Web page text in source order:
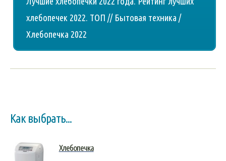
хлебопечек 2022. ТОП // Бытовая техника /
Хлебопечка 2022
Как выбрать...
Хлебопечка